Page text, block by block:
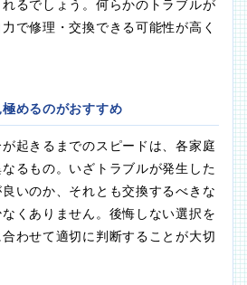
るでしょう。何らかのトラブルが
で修理・交換できる可能性が高く
めるのがおすすめ
起きるまでのスピードは、各家庭
るもの。いざトラブルが発生した
いのか、それとも交換するべきな
くありません。後悔しない選択を
わせて適切に判断することが大切